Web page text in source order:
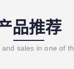
品推荐
sales in one of